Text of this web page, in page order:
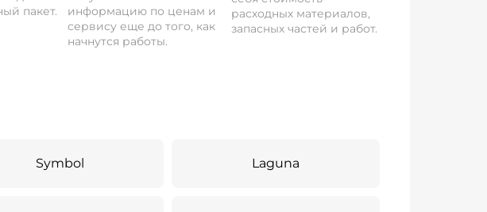
пакет.
информацию по ценам и
сервису еще до того, как
начнутся работы.
расходных материалов,
запасных частей и работ.
Symbol Laguna